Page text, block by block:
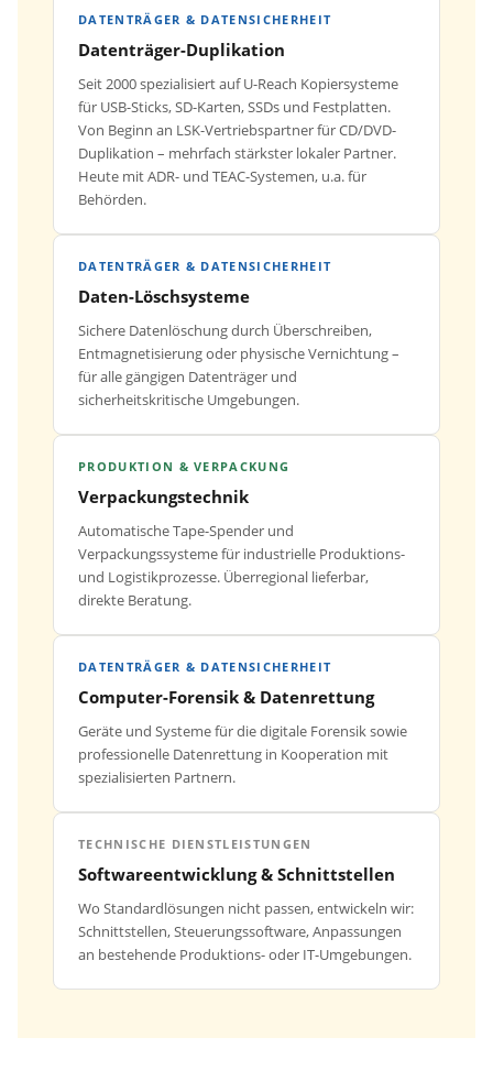
DATENTRÄGER & DATENSICHERHEIT
Datenträger-Duplikation
Seit 2000 spezialisiert auf U-Reach Kopiersysteme
für USB-Sticks, SD-Karten, SSDs und Festplatten.
Von Beginn an LSK-Vertriebspartner für CD/DVD-
Duplikation – mehrfach stärkster lokaler Partner.
Heute mit ADR- und TEAC-Systemen, u.a. für
Behörden.
DATENTRÄGER & DATENSICHERHEIT
Daten-Löschsysteme
Sichere Datenlöschung durch Überschreiben,
Entmagnetisierung oder physische Vernichtung –
für alle gängigen Datenträger und
sicherheitskritische Umgebungen.
PRODUKTION & VERPACKUNG
Verpackungstechnik
Automatische Tape-Spender und
Verpackungssysteme für industrielle Produktions-
und Logistikprozesse. Überregional lieferbar,
direkte Beratung.
DATENTRÄGER & DATENSICHERHEIT
Computer-Forensik & Datenrettung
Geräte und Systeme für die digitale Forensik sowie
professionelle Datenrettung in Kooperation mit
spezialisierten Partnern.
TECHNISCHE DIENSTLEISTUNGEN
Softwareentwicklung & Schnittstellen
Wo Standardlösungen nicht passen, entwickeln wir:
Schnittstellen, Steuerungssoftware, Anpassungen
an bestehende Produktions- oder IT-Umgebungen.